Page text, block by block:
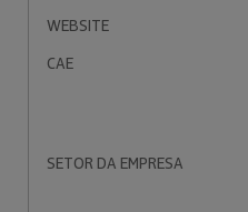
WEBSITE
CAE
SETOR DA EMPRESA